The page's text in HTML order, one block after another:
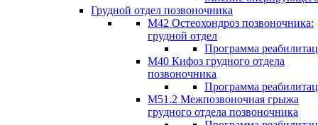
Грудной отдел позвоночника
М42 Остеохондроз позвоночника:
грудной отдел
Программа
М40 Кифоз грудного отдела
позвоночника
Программа
M51.2 Межпозвоночная грыжа
грудного отдела позвоночника